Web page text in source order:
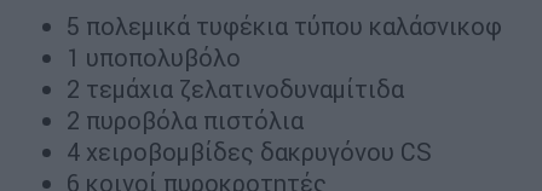
5 πολεμικά τυφέκια τύπου καλάσνικοφ
1 υποπολυβόλο
2 τεμάχια ζελατινοδυναμίτιδα
2 πυροβόλα πιστόλια
4 χειροβομβίδες δακρυγόνου CS
6 κοινοί πυροκροτητές